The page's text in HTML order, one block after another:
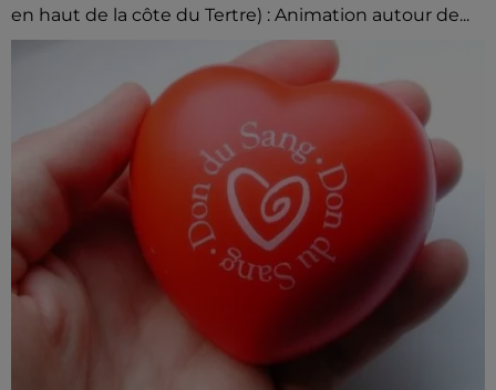
en haut de la côte du Tertre) : Animation autour de...